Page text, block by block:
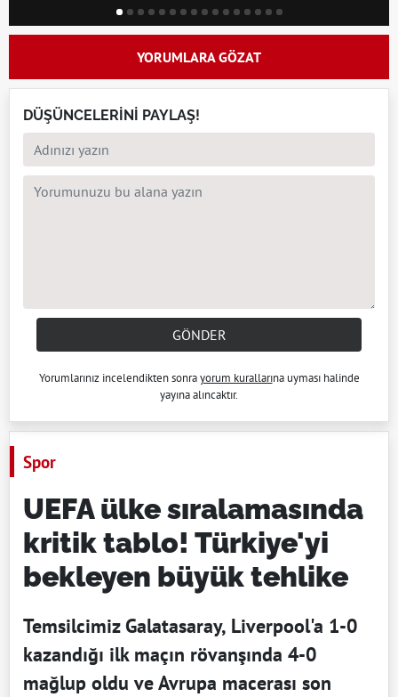
YORUMLARA GÖZAT
DÜŞÜNCELERİNİ PAYLAŞ!
GÖNDER
Yorumlarınız incelendikten sonrayorum kurallarına uyması halinde
yayına alıncaktır.
Spor
UEFA ülke sıralamasında
kritik tablo! Türkiye'yi
bekleyen büyük tehlike
Temsilcimiz Galatasaray, Liverpool'a 1-0
kazandığı ilk maçın rövanşında 4-0
mağlup oldu ve Avrupa macerası son